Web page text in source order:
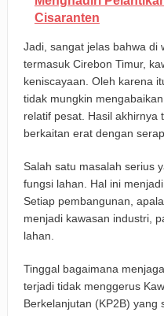
Cisaranten
Jadi, sangat jelas bahwa di
termasuk Cirebon Timur,
keniscayaan. Oleh karena
tidak mungkin
relatif pesat. Hasil akhirnya
berkaitan erat dengan
Salah satu masalah serius
fungsi lahan. Hal ini
Setiap pembangunan,
menjadi kawasan industri,
lahan.
Tinggal bagaimana
terjadi tidak menggerus
Berkelanjutan (KP2B) yang